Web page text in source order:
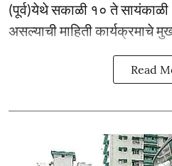
(पूर्व)येथे सकाळी १० ते सायंकाळी
असल्याची माहिती कार्यक्रमाचे
Read